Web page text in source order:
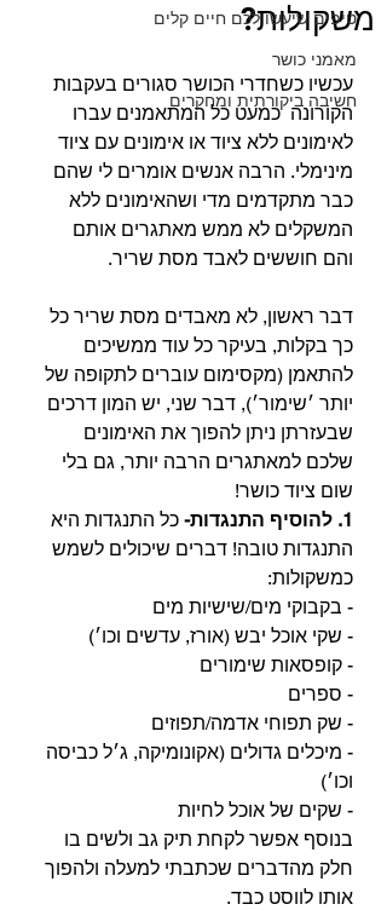
טיפים שיעשו לכם חיים קלים
מאמני כושר
חשיבה ביקורתית ומחקרים
משקולות?
עכשיו כשחדרי הכושר סגורים בעקבות
הקורונה  כמעט כל המתאמנים עברו
לאימונים ללא ציוד או אימונים עם ציוד
מינימלי. הרבה אנשים אומרים לי שהם
כבר מתקדמים מדי ושהאימונים ללא
המשקלים לא ממש מאתגרים אותם
והם חוששים לאבד מסת שריר.
דבר ראשון, לא מאבדים מסת שריר כל
כך בקלות, בעיקר כל עוד ממשיכים
להתאמן (מקסימום עוברים לתקופה של
יותר ׳שימור׳), דבר שני, יש המון דרכים
שבעזרתן ניתן להפוך את האימונים
שלכם למאתגרים הרבה יותר, גם בלי
שום ציוד כושר!
1. להוסיף התנגדות-
כל התנגדות היא
התנגדות טובה! דברים שיכולים לשמש
כמשקולות:
- בקבוקי מים/שישיות מים
- שקי אוכל יבש (אורז, עדשים וכו׳)
- קופסאות שימורים
- ספרים
- שק תפוחי אדמה/תפוזים
- מיכלים גדולים (אקונומיקה, ג׳ל כביסה
וכו׳)
- שקים של אוכל לחיות
בנוסף אפשר לקחת תיק גב ולשים בו
חלק מהדברים שכתבתי למעלה ולהפוך
אותו לווסט כבד.